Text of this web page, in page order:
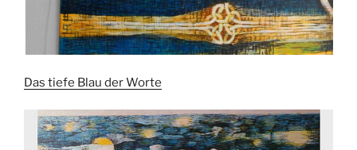
Das tiefe Blau der Worte